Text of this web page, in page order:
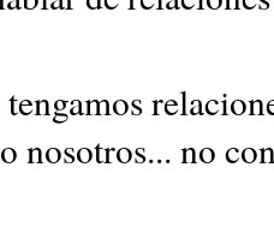
nosotros... no